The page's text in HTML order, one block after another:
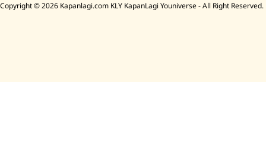
Copyright © 2026 Kapanlagi.com KLY KapanLagi Youniverse - All Right Reserved.